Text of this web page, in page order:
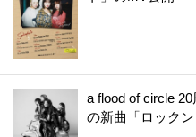
a flood of circle
の新曲「ロック